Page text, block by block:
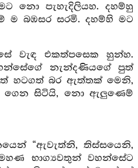
නො පැහැදිලියහ. දහම්හු
ම බඹසර සරමි. දහම්හි මට
වැඳ එකත්පසෙක හුන්හ.
නැන්දණියගේ පුත්
හටගත් බර ඇත්තක් මෙනි,
ගෙන සිටියි, නො ඇලුණෙම්
“ඇවැත්නි, තිස්සයෙනි,
භාග්‍යවතුන් වහන්සේට